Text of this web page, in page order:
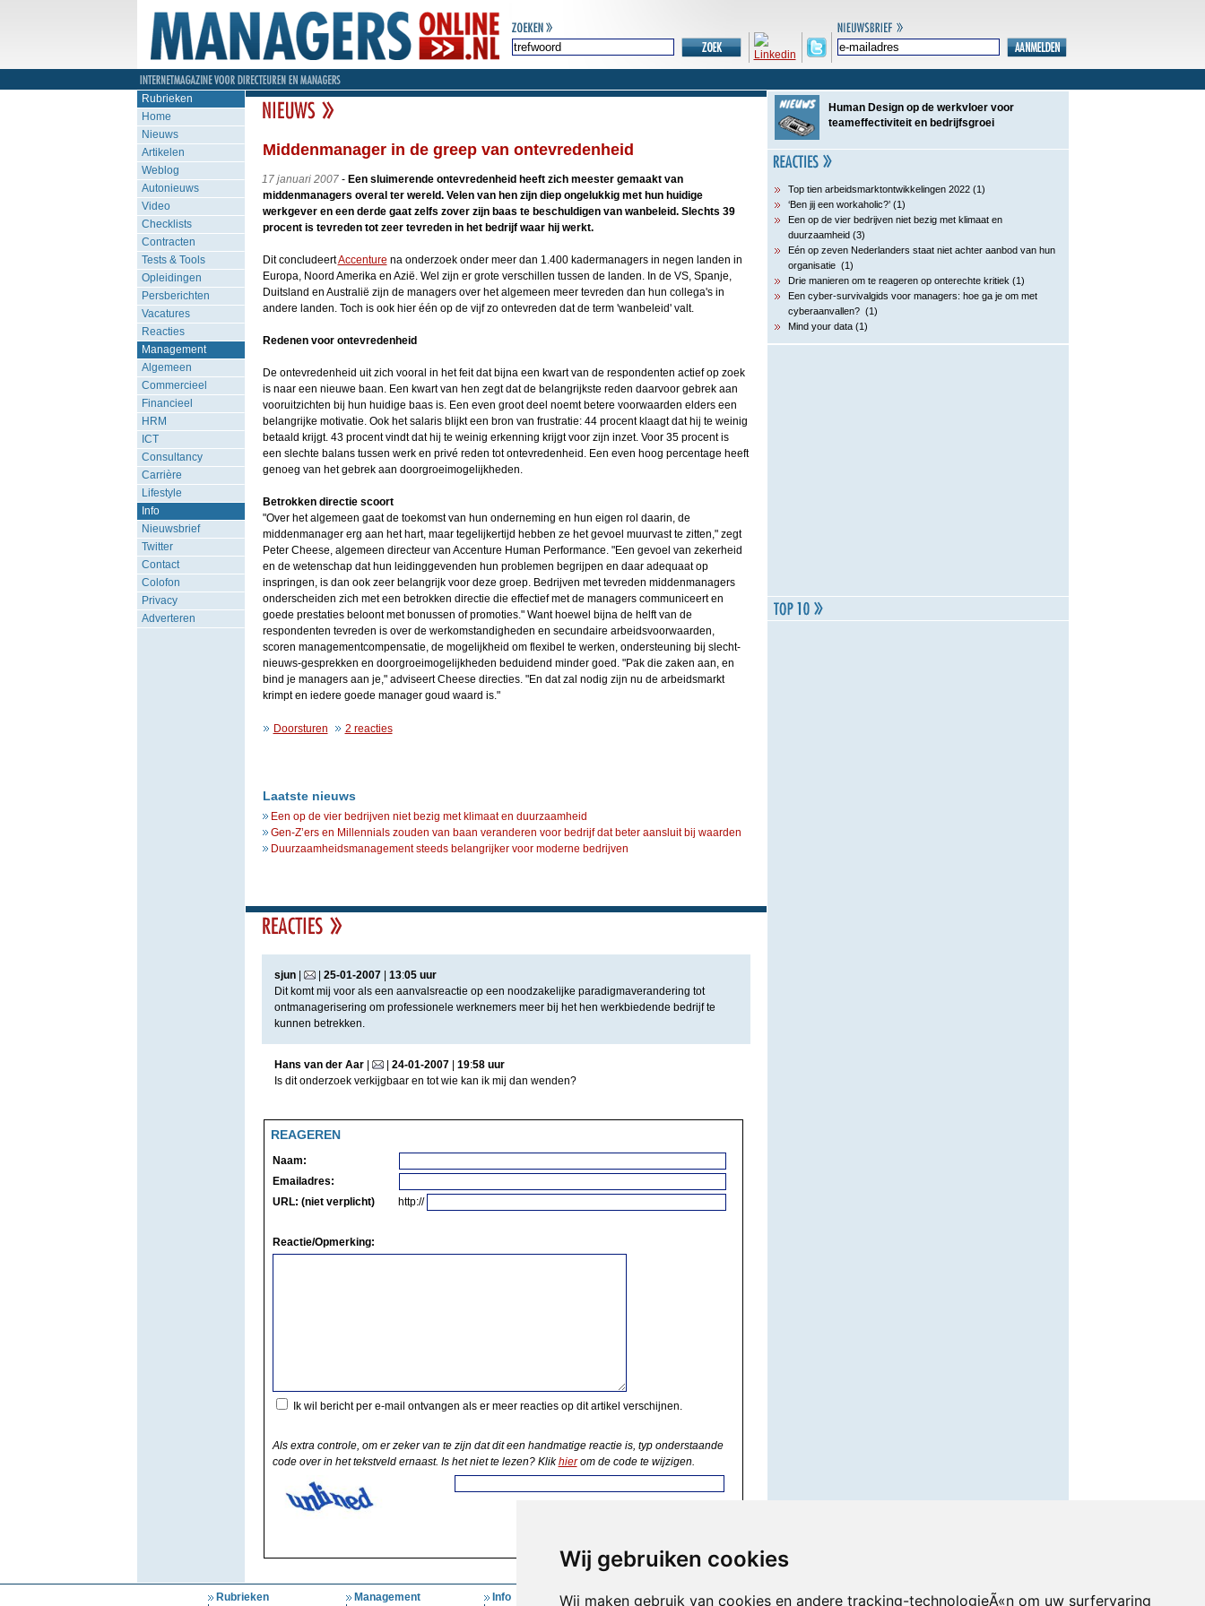
Wij gebruiken cookies
Wij maken gebruik van cookies en andere tracking-technologieÃ«n om uw surfervaring
Rubrieken
Home
Nieuws
Artikelen
Weblog
Autonieuws
Video
Checklists
Contracten
Tests & Tools
Opleidingen
Persberichten
Vacatures
Reacties
Management
Algemeen
Commercieel
Financieel
HRM
ICT
Consultancy
Carrière
Lifestyle
Info
Nieuwsbrief
Twitter
Contact
Colofon
Privacy
Adverteren
Middenmanager in de greep van ontevredenheid
17 januari 2007- Een sluimerende ontevredenheid heeft zich meester gemaakt van
middenmanagers overal ter wereld. Velen van hen zijn diep ongelukkig met hun huidige
werkgever en een derde gaat zelfs zover zijn baas te beschuldigen van wanbeleid. Slechts 39
procent is tevreden tot zeer tevreden in het bedrijf waar hij werkt.
Dit concludeertAccenture na onderzoek onder meer dan 1.400 kadermanagers in negen landen in
Europa, Noord Amerika en Azië. Wel zijn er grote verschillen tussen de landen. In de VS, Spanje,
Duitsland en Australië zijn de managers over het algemeen meer tevreden dan hun collega's in
andere landen. Toch is ook hier één op de vijf zo ontevreden dat de term 'wanbeleid' valt.
Redenen voor ontevredenheid
De ontevredenheid uit zich vooral in het feit dat bijna een kwart van de respondenten actief op zoek
is naar een nieuwe baan. Een kwart van hen zegt dat de belangrijkste reden daarvoor gebrek aan
vooruitzichten bij hun huidige baas is. Een even groot deel noemt betere voorwaarden elders een
belangrijke motivatie. Ook het salaris blijkt een bron van frustratie: 44 procent klaagt dat hij te weinig
betaald krijgt. 43 procent vindt dat hij te weinig erkenning krijgt voor zijn inzet. Voor 35 procent is
een slechte balans tussen werk en privé reden tot ontevredenheid. Een even hoog percentage heeft
genoeg van het gebrek aan doorgroeimogelijkheden.
Betrokken directie scoort
"Over het algemeen gaat de toekomst van hun onderneming en hun eigen rol daarin, de
middenmanager erg aan het hart, maar tegelijkertijd hebben ze het gevoel muurvast te zitten," zegt
Peter Cheese, algemeen directeur van Accenture Human Performance. "Een gevoel van zekerheid
en de wetenschap dat hun leidinggevenden hun problemen begrijpen en daar adequaat op
inspringen, is dan ook zeer belangrijk voor deze groep. Bedrijven met tevreden middenmanagers
onderscheiden zich met een betrokken directie die effectief met de managers communiceert en
goede prestaties beloont met bonussen of promoties." Want hoewel bijna de helft van de
respondenten tevreden is over de werkomstandigheden en secundaire arbeidsvoorwaarden,
scoren managementcompensatie, de mogelijkheid om flexibel te werken, ondersteuning bij slecht-
nieuws-gesprekken en doorgroeimogelijkheden beduidend minder goed. "Pak die zaken aan, en
bind je managers aan je," adviseert Cheese directies. "En dat zal nodig zijn nu de arbeidsmarkt
krimpt en iedere goede manager goud waard is."
Doorsturen 2 reacties
Laatste nieuws
Een op de vier bedrijven niet bezig met klimaat en duurzaamheid
Gen-Z’ers en Millennials zouden van baan veranderen voor bedrijf dat beter aansluit bij waarden
Duurzaamheidsmanagement steeds belangrijker voor moderne bedrijven
sjun| | 25-01-2007| 13:05 uur
Dit komt mij voor als een aanvalsreactie op een noodzakelijke paradigmaverandering tot
ontmanagerisering om professionele werknemers meer bij het hen werkbiedende bedrijf te
kunnen betrekken.
Hans van der Aar| | 24-01-2007| 19:58 uur
Is dit onderzoek verkijgbaar en tot wie kan ik mij dan wenden?
REAGEREN
Naam:
Emailadres:
URL: (niet verplicht)
http://
Reactie/Opmerking:
Ik wil bericht per e-mail ontvangen als er meer reacties op dit artikel verschijnen.
Als extra controle, om er zeker van te zijn dat dit een handmatige reactie is, typ onderstaande
code over in het tekstveld ernaast. Is het niet te lezen? Klikhierom de code te wijzigen.
Human Design op de werkvloer voor
teameffectiviteit en bedrijfsgroei
Top tien arbeidsmarktontwikkelingen 2022 (1)
‘Ben jij een workaholic?’ (1)
Een op de vier bedrijven niet bezig met klimaat en
duurzaamheid (3)
Eén op zeven Nederlanders staat niet achter aanbod van hun
organisatie (1)
Drie manieren om te reageren op onterechte kritiek (1)
Een cyber-survivalgids voor managers: hoe ga je om met
cyberaanvallen? (1)
Mind your data (1)
Rubrieken Management Info Mijn Account